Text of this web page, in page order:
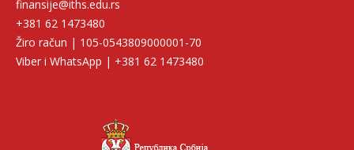
finansije@iths.edu.rs
+381 62 1473480
Žiro račun | 105-0543809000001-70
Viber i WhatsApp | +381 62 1473480